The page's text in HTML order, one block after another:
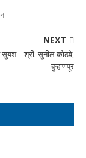
NEXT
सुयश – श्री. सुनील कोठवे,
बुऱ्हाणपूर